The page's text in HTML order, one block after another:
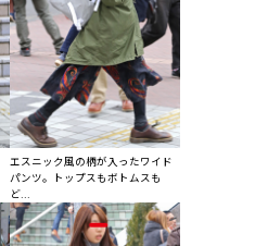
エスニック風の柄が入ったワイド
パンツ。トップスもボトムスも
ど...